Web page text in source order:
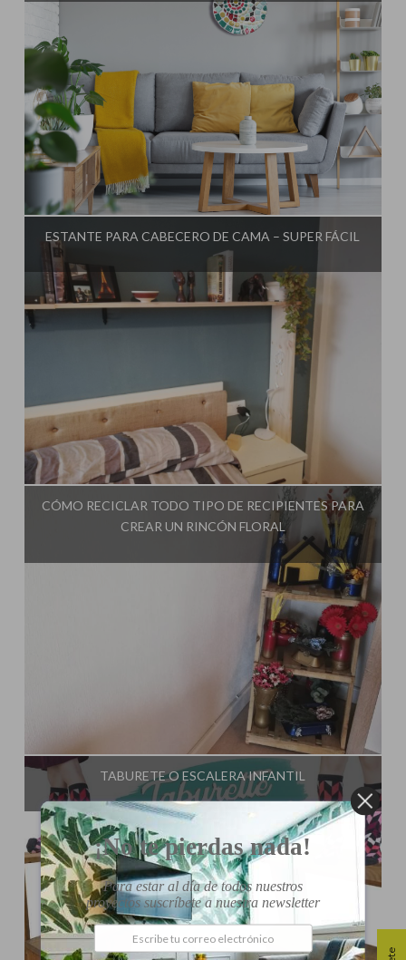
Influencer:El Taller de Ire
ESTANTE PARA CABECERO DE CAMA – SUPER FÁCIL
Influencer:El Taller de Ire
CÓMO RECICLAR TODO TIPO DE RECIPIENTES PARA
CREAR UN RINCÓN FLORAL
El Taller de Ire
TABURETE O ESCALERA INFANTIL
¡No te pierdas nada!
Para estar al día de todos nuestros
proyectos suscríbete a nuestra newsletter